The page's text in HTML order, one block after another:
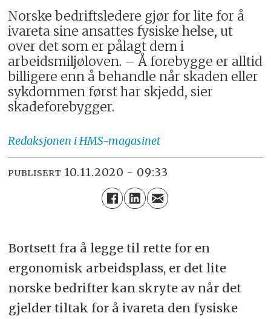
Norske bedriftsledere gjør for lite for å
ivareta sine ansattes fysiske helse, ut
over det som er pålagt dem i
arbeidsmiljøloven. – Å forebygge er alltid
billigere enn å behandle når skaden eller
sykdommen først har skjedd, sier
skadeforebygger.
Redaksjonen i HMS-magasinet
PUBLISERT 10.11.2020 - 09:33
Bortsett fra å legge til rette for en
ergonomisk arbeidsplass, er det lite
norske bedrifter kan skryte av når det
gjelder tiltak for å ivareta den fysiske